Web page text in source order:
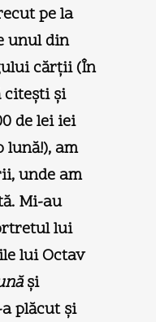
pe la
unul din
cărţii (În
citeşti şi
de lei iei
am
unde am
Mi-au
lui
lui Octav
şi
plăcut şi